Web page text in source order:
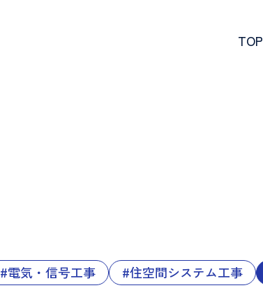
TOP
#電気・信号工事 #住空間システム工事